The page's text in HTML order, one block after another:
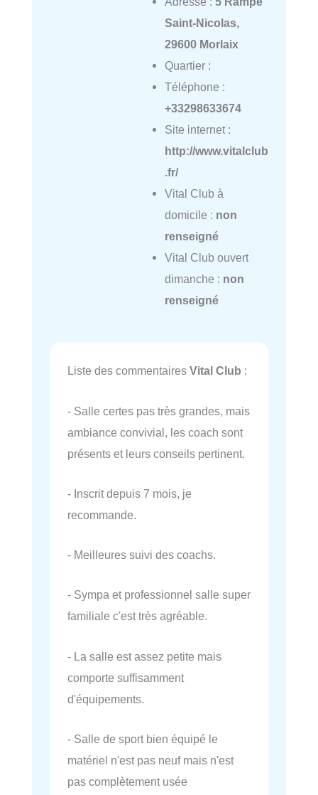
Saint-Nicolas,
29600 Morlaix
Quartier :
Téléphone :
+33298633674
Site internet :
http://www.vitalclub
.fr/
Vital Club à
domicile : non
renseigné
Vital Club ouvert
dimanche : non
renseigné
Liste des commentaires Vital Club :
- Salle certes pas très grandes, mais
ambiance convivial, les coach sont
présents et leurs conseils pertinent.
- Inscrit depuis 7 mois, je
recommande.
- Meilleures suivi des coachs.
- Sympa et professionnel salle super
familiale c'est très agréable.
- La salle est assez petite mais
comporte suffisamment
d'équipements.
- Salle de sport bien équipé le
matériel n'est pas neuf mais n'est
pas complètement usée